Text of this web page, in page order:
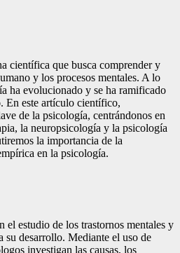
científica que busca comprender y
y los procesos mentales. A lo
ha evolucionado y se ha ramificado
En este artículo científico,
de la psicología, centrándonos en
la neuropsicología y la psicología
la importancia de la
en la psicología.
el estudio de los trastornos mentales y
su desarrollo. Mediante el uso de
investigan las causas, los